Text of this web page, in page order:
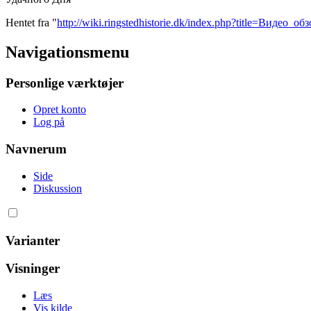
Hentet fra "http://wiki.ringstedhistorie.dk/
Navigationsmenu
Personlige værktøjer
Opret konto
Log på
Navnerum
Side
Diskussion
Varianter
Visninger
Læs
Vis kilde